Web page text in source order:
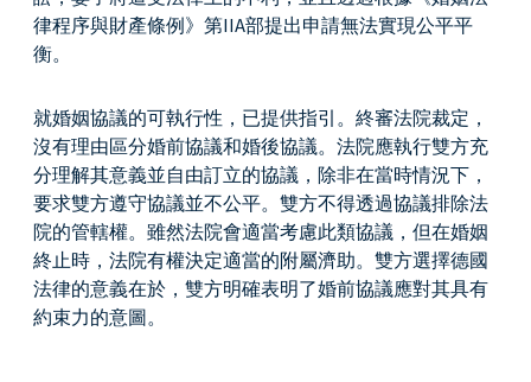
律程序與財產條例》第IIA部提出申請無法實現公平平
衡。
就婚姻協議的可執行性，已提供指引。終審法院裁定，
沒有理由區分婚前協議和婚後協議。法院應執行雙方充
分理解其意義並自由訂立的協議，除非在當時情況下，
要求雙方遵守協議並不公平。雙方不得透過協議排除法
院的管轄權。雖然法院會適當考慮此類協議，但在婚姻
終止時，法院有權決定適當的附屬濟助。雙方選擇德國
法律的意義在於，雙方明確表明了婚前協議應對其具有
約束力的意圖。